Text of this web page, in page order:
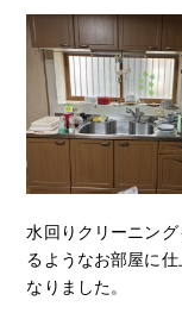
水回りクリーニン
るようなお部屋に
なりました。